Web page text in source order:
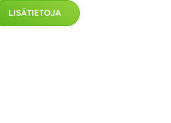
LISÄTIETOJA